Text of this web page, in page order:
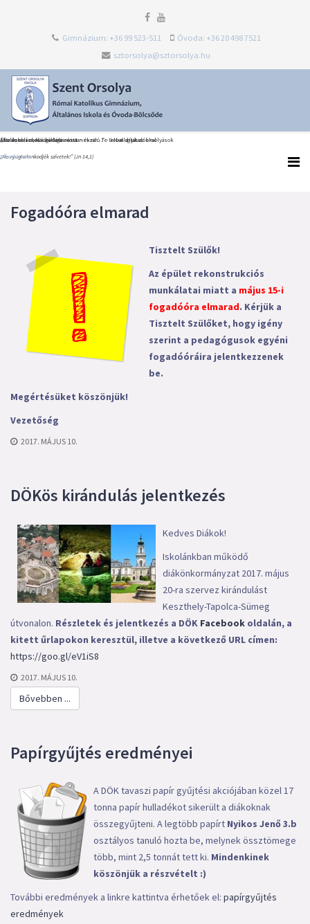
Gimnázium: +36 99 523-511
Óvoda: +36 20 498 7521
sztorsolya@sztorsolya.hu
Heti Ige
„Ne nyugtalankodjék szívetek!” (Jn 14,1)
Észak-olaszországi dolce vita
Bővebben...
Általános iskolai ballagás és tanévzáró Te Deum díjátadókkal
Bővebben...
„Én iskolám, köszönöm most neked…” – elballagtak az orsolyások
Bővebben...
Fogadóóra elmarad
Tisztelt Szülők!
Az épület rekonstrukciós
munkálatai miatt a május 15-i
fogadóóra elmarad. Kérjük a
Tisztelt Szülőket, hogy igény
szerint a pedagógusok egyéni
fogadóóráira jelentkezzenek
be.
Megértésüket köszönjük!
Vezetőség
2017. MÁJUS 10.
DÖKös kirándulás jelentkezés
Kedves Diákok!
Iskolánkban működő
diákönkormányzat 2017. május
20-ra szervez kirándulást
Keszthely-Tapolca-Sümeg
útvonalon. Részletek és jelentkezés a DÖK Facebook oldalán, a
kitett űrlapokon keresztül, illetve a következő URL címen:
https://goo.gl/eV1iS8
2017. MÁJUS 10.
Bővebben ...
Papírgyűjtés eredményei
A DÖK tavaszi papír gyűjtési akciójában közel 17
tonna papír hulladékot sikerült a diákoknak
összegyűjteni. A legtöbb papírt Nyikos Jenő 3.b
osztályos tanuló hozta be, melynek össztömege
több, mint 2,5 tonnát tett ki. Mindenkinek
köszönjük a részvételt :)
További eredmények a linkre kattintva érhetőek el: papírgyűjtés
eredmények